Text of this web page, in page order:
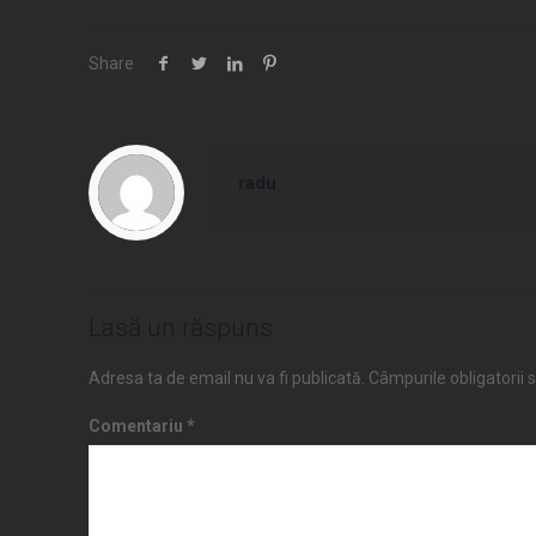
Share
Adresa ta de email nu va fi publicată. Câmpurile obligatorii
Comentariu*